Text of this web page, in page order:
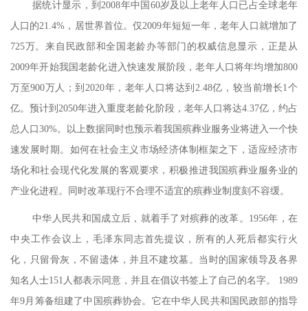
据统计显示，到2008年中国 60岁及以上老年人口已占全球老年
人口的21.4% ，居世界首位。仅2009年短短一年，老年人口就增加了
725万。来自民政部和全国老龄办等部门的权威信息显示，正是从
2009年开始我国老龄化进入快速发展阶段，老年人口将年均增加800
万至900万人；到2020年，老年人口将达到 2.48亿，较当前增长1个
亿。预计到2050年进入重度老龄化阶段，老年人口将达4.37亿，约占
总人口 30%。以上数据同时也预示着我国殡葬业服务业将进入一个快
速发展时期。如何在社会主义市场经济体制框架之下，适应经济市
场化和社会现代化发展的客观要求，积极推进我国殡葬业服务业的
产业化进程。同时改革现行不合理不适宜的殡葬业制度刻不容缓。
中华人民共和国成立后，就着手了对殡葬的改革。 1956年，在
中央工作会议上，毛泽东同志首先提议，所有的人死后都实行火
化，只留骨灰，不留遗体，并且不建坟墓。当时的国家领导及各界
知名人士151 人都表示同意，并且在倡议书签上了自己的名字。
1989
年9月筹备组建了中国殡葬协会。它在中华人民共和国民政部的指导